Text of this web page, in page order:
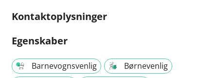
Kontaktoplysninger
Egenskaber
Barnevognsvenlig
Børnevenlig